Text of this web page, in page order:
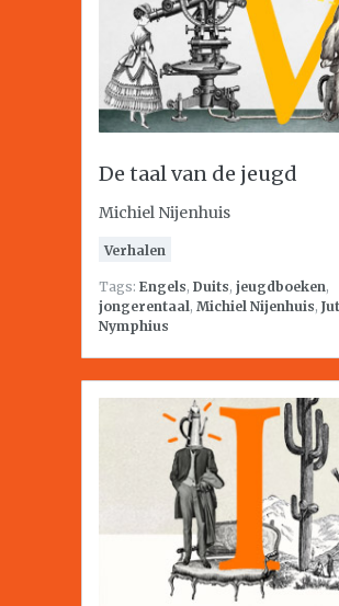
De taal van de jeugd
Michiel Nijenhuis
Verhalen
Tags: Engels, Duits, jeugdboeken,
jongerentaal, Michiel Nijenhuis,
Nymphius